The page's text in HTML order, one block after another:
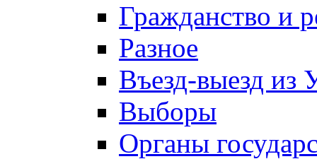
Гражданство и
Разное
Въезд-выезд из
Выборы
Органы